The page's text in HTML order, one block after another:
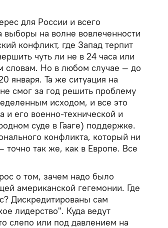
для России и всего
на волне вовлеченности
конфликт, где Запад терпит
чуть ли не в 24 часа или
словам. Но в любом случае — до
января. Та же ситуация на
смог за год решить проблему
исходом, и все это
и его военно-технической и
суде в Гааге) поддержке.
конфликта, который ни
так же, как в Европе. Все
о том, зачем надо было
американской гегемонии. Где
Дискредитированы сам
лидерство". Куда ведут
слепо или под давлением на